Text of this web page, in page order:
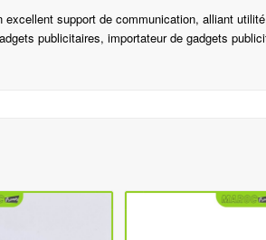
support de communication, alliant
publicitaires, importateur de gadgets